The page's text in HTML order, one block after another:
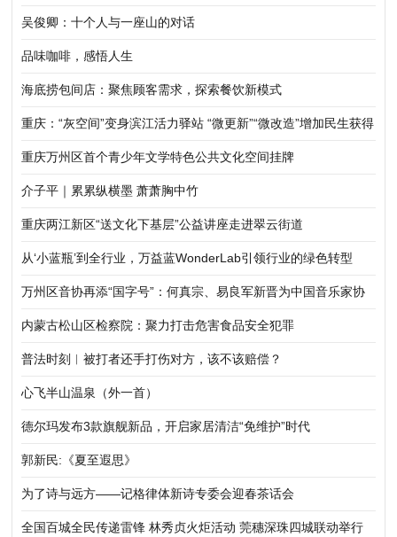
吴俊卿：十个人与一座山的对话
品味咖啡，感悟人生
海底捞包间店：聚焦顾客需求，探索餐饮新模式
重庆：“灰空间”变身滨江活力驿站 “微更新”“微改造”增加民生获得
感
重庆万州区首个青少年文学特色公共文化空间挂牌
介子平｜累累纵横墨 萧萧胸中竹
重庆两江新区“送文化下基层”公益讲座走进翠云街道
从‘小蓝瓶’到全行业，万益蓝WonderLab引领行业的绿色转型
万州区音协再添“国字号”：何真宗、易良军新晋为中国音乐家协
会会员
内蒙古松山区检察院：聚力打击危害食品安全犯罪
普法时刻︱被打者还手打伤对方，该不该赔偿？
心飞半山温泉（外一首）
德尔玛发布3款旗舰新品，开启家居清洁“免维护”时代
郭新民:《夏至遐思》
为了诗与远方——记格律体新诗专委会迎春茶话会
全国百城全民传递雷锋 林秀贞火炬活动 莞穗深珠四城联动举行